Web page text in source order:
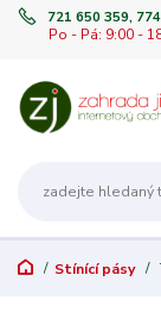
721 650 359,
Po - Pá: 9:00 -
Stínící pásy